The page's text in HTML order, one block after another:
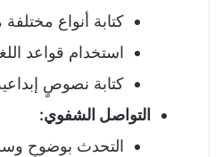
كتابة أنواع
استخدام قواعد
كتابة نصوصٍ
التواصل الشفوي:
التحدث بوضوحٍ